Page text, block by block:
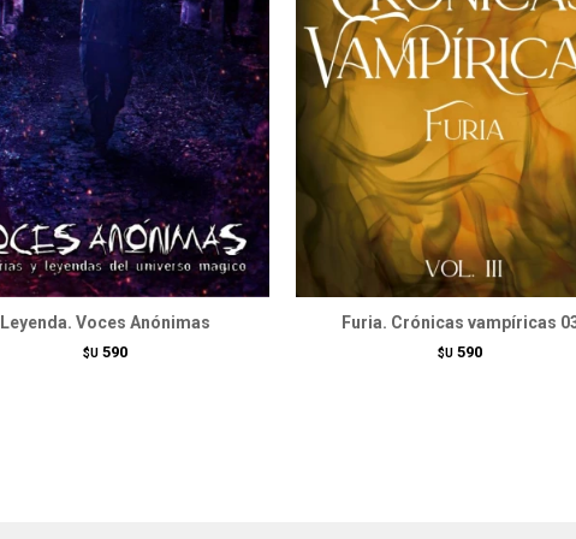
Leyenda. Voces Anónimas
$U 590
Furia. Crónicas vampíricas
$U 590